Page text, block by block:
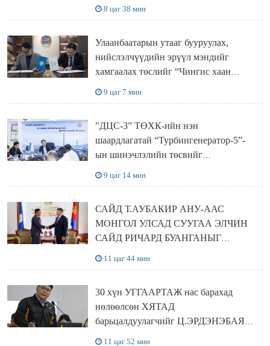
8 цаг 38 мин
Улаанбаатарын утааг бууруулах,
нийслэлчүүдийн эрүүл мэндийг
хамгаалах төслийг “Чингис хаан
9 цаг 7 мин
"ДЦС-3” ТӨХК-ийн нэн
шаардлагатай “Турбингенератор-5”-
ын шинэчлэлийн төсвийг
9 цаг 14 мин
САЙД Т.АУБАКИР АНУ-ААС
МОНГОЛ УЛСАД СУУГАА ЭЛЧИН
САЙД РИЧАРД БУАНГАНЫГ
11 цаг 44 мин
30 хүн УГГААРТАЖ нас барахад
нөлөөлсөн ХЯТАД
барьцалдуулагчийг Ц.ЭРДЭНЭБАЯР
11 цаг 52 мин